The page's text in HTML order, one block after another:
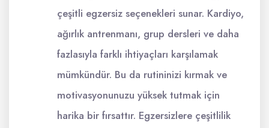
çeşitli egzersiz seçenekleri sunar. Kardiyo,
ağırlık antrenmanı, grup dersleri ve daha
fazlasıyla farklı ihtiyaçları karşılamak
mümkündür. Bu da rutininizi kırmak ve
motivasyonunuzu yüksek tutmak için
harika bir fırsattır. Egzersizlere çeşitlilik